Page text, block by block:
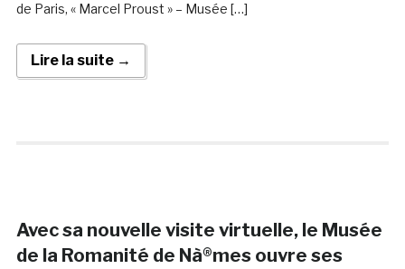
de Paris, « Marcel Proust » – Musée […]
Lire la suite →
Avec sa nouvelle visite virtuelle, le Musée
de la Romanité de Nà®mes ouvre ses